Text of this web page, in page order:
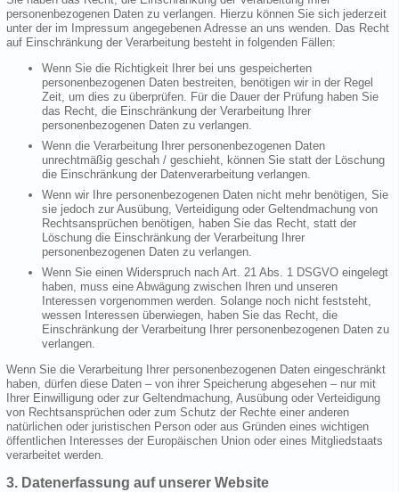
personenbezogenen Daten zu verlangen. Hierzu können Sie sich jederzeit
unter der im Impressum angegebenen Adresse an uns wenden. Das Recht
auf Einschränkung der Verarbeitung besteht in folgenden Fällen:
Wenn Sie die Richtigkeit Ihrer bei uns gespeicherten
personenbezogenen Daten bestreiten, benötigen wir in der Regel
Zeit, um dies zu überprüfen. Für die Dauer der Prüfung haben Sie
das Recht, die Einschränkung der Verarbeitung Ihrer
personenbezogenen Daten zu verlangen.
Wenn die Verarbeitung Ihrer personenbezogenen Daten
unrechtmäßig geschah / geschieht, können Sie statt der Löschung
die Einschränkung der Datenverarbeitung verlangen.
Wenn wir Ihre personenbezogenen Daten nicht mehr benötigen, Sie
sie jedoch zur Ausübung, Verteidigung oder Geltendmachung von
Rechtsansprüchen benötigen, haben Sie das Recht, statt der
Löschung die Einschränkung der Verarbeitung Ihrer
personenbezogenen Daten zu verlangen.
Wenn Sie einen Widerspruch nach Art. 21 Abs. 1 DSGVO eingelegt
haben, muss eine Abwägung zwischen Ihren und unseren
Interessen vorgenommen werden. Solange noch nicht feststeht,
wessen Interessen überwiegen, haben Sie das Recht, die
Einschränkung der Verarbeitung Ihrer personenbezogenen Daten zu
verlangen.
Wenn Sie die Verarbeitung Ihrer personenbezogenen Daten eingeschränkt
haben, dürfen diese Daten – von ihrer Speicherung abgesehen – nur mit
Ihrer Einwilligung oder zur Geltendmachung, Ausübung oder Verteidigung
von Rechtsansprüchen oder zum Schutz der Rechte einer anderen
natürlichen oder juristischen Person oder aus Gründen eines wichtigen
öffentlichen Interesses der Europäischen Union oder eines Mitgliedstaats
verarbeitet werden.
3. Datenerfassung auf unserer Website